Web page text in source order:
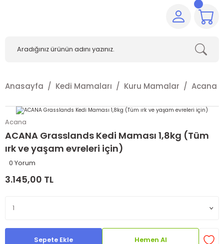
Anasayfa Kedi Mamaları Kuru Mamalar Acana
Acana
ACANA Grasslands Kedi Maması 1,8kg (Tüm
ırk ve yaşam evreleri için)
0 Yorum
3.145,00 TL
Sepete Ekle Hemen Al